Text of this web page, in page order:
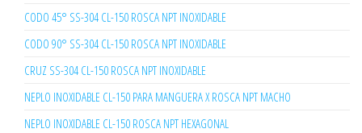
CODO 45° SS-304 CL-150 ROSCA NPT INOXIDABLE
CODO 90° SS-304 CL-150 ROSCA NPT INOXIDABLE
CRUZ SS-304 CL-150 ROSCA NPT INOXIDABLE
NEPLO INOXIDABLE CL-150 PARA MANGUERA X ROSCA NPT MACHO
NEPLO INOXIDABLE CL-150 ROSCA NPT HEXAGONAL